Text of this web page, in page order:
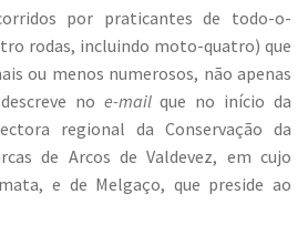
por praticantes de todo-o-
rodas, incluindo moto-quatro) que
ou menos numerosos, não apenas
no e-mailque no início da
regional da Conservação da
de Arcos de Valdevez, em cujo
e de Melgaço, que preside ao